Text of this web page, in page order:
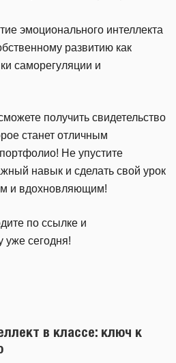
эмоционального интеллекта
развитию как
саморегуляции и
получить свидетельство
станет отличным
Не упустите
навык и сделать свой урок
и вдохновляющим!
по ссылке и
уже сегодня!
в классе: ключ к